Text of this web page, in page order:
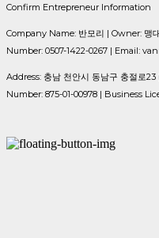
Confirm Entrepreneur Information
Company Name: 반모리 | Owner: 맹
Number: 0507-1422-0267 | Email:
Address: 충남 천안시 동남구 충절로
Number: 875-01-00978 | Business